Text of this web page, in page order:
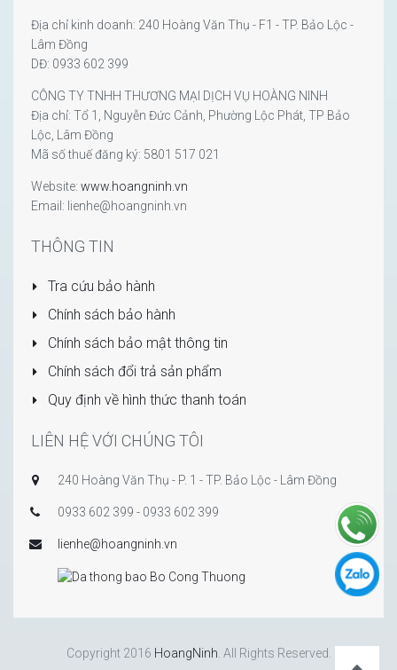
Địa chỉ kinh doanh: 240 Hoàng Văn Thụ - F1 - TP. Bảo Lộc -
Lâm Đồng
DĐ: 0933 602 399
CÔNG TY TNHH THƯƠNG MẠI DỊCH VỤ HOÀNG NINH
Địa chỉ: Tổ 1, Nguyễn Đức Cảnh, Phường Lộc Phát, TP Bảo
Lộc, Lâm Đồng
Mã số thuế đăng ký: 5801 517 021
Website: www.hoangninh.vn
Email: lienhe@hoangninh.vn
THÔNG TIN
Tra cứu bảo hành
Chính sách bảo hành
Chính sách bảo mật thông tin
Chính sách đổi trả sản phẩm
Quy định về hình thức thanh toán
LIÊN HỆ VỚI CHÚNG TÔI
240 Hoàng Văn Thụ - P. 1 - TP. Bảo Lộc - Lâm Đồng
0933 602 399 - 0933 602 399
lienhe@hoangninh.vn
Copyright 2016 HoangNinh . All Rights Reserved.